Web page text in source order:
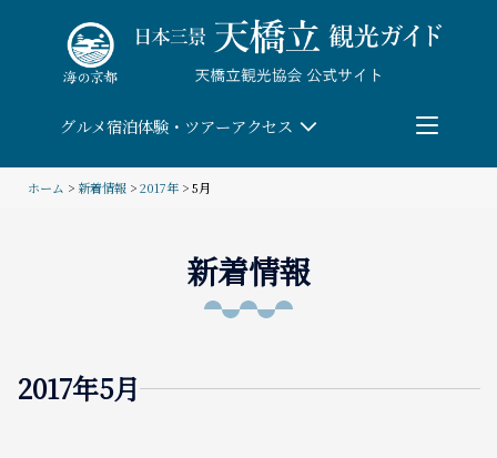
content
グルメ宿泊体験・ツアーアクセス
団体予約
ホーム > 新着情報 >2017年 > 5月
新着情報
2017年5月